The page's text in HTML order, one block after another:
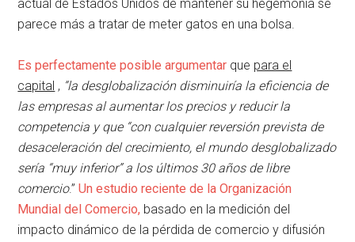
actual de Estados Unidos de mantener su hegemonía se
parece más a tratar de meter gatos en una bolsa.
Es perfectamente posible argumentar que para el
capital , “la desglobalización disminuiría la eficiencia de
las empresas al aumentar los precios y reducir la
competencia y que “con cualquier reversión prevista de
desaceleración del crecimiento, el mundo desglobalizado
sería “muy inferior” a los últimos 30 años de libre
comercio.”Un estudio reciente de la Organización
Mundial del Comercio, basado en la medición del
impacto dinámico de la pérdida de comercio y difusión